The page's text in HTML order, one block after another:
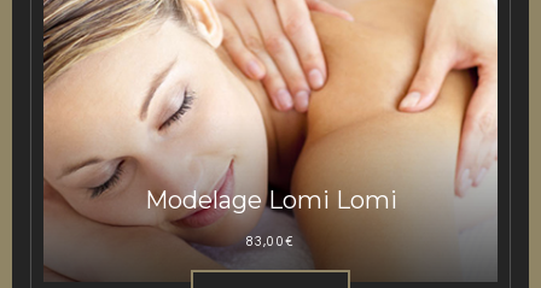
Modelage Lomi Lomi
83,00€